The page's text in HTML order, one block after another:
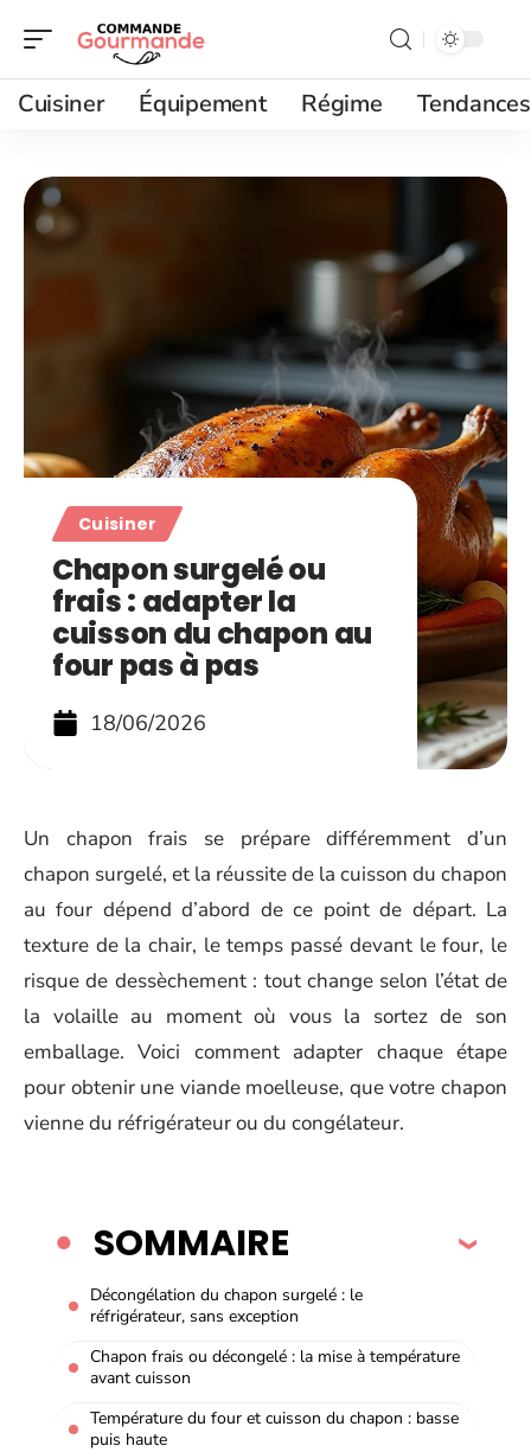
Cuisiner Équipement Régime Tendances
Cuisiner
Chapon surgelé ou
frais : adapter la
cuisson du chapon au
four pas à pas
18/06/2026
Un chapon frais se prépare différemment d’un
chapon surgelé, et la réussite de la cuisson du chapon
au four dépend d’abord de ce point de départ. La
texture de la chair, le temps passé devant le four, le
risque de dessèchement : tout change selon l’état de
la volaille au moment où vous la sortez de son
emballage. Voici comment adapter chaque étape
pour obtenir une viande moelleuse, que votre chapon
vienne du réfrigérateur ou du congélateur.
SOMMAIRE
Décongélation du chapon surgelé : le
réfrigérateur, sans exception
Chapon frais ou décongelé : la mise à température
avant cuisson
Température du four et cuisson du chapon : basse
puis haute